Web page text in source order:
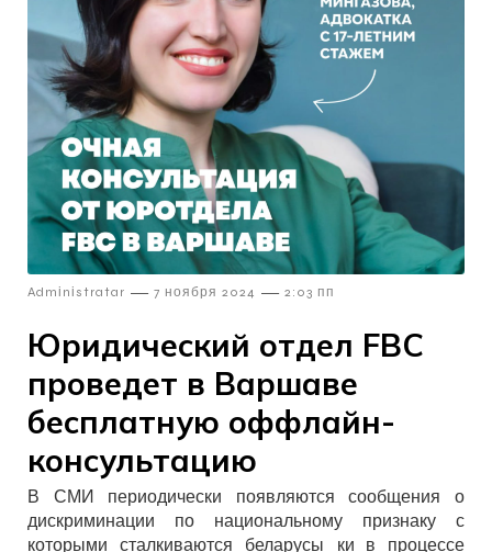
Admіnіstratar — 7 ноября 2024 — 2:03 пп
Юридический отдел FBC
проведет в Варшаве
бесплатную оффлайн-
консультацию
В СМИ периодически появляются сообщения о
дискриминации по национальному признаку с
которыми сталкиваются беларусы_ки в процессе